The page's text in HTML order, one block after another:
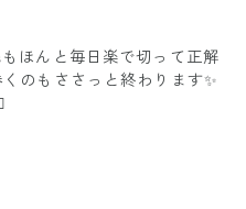
ほんと毎日楽で切って正解
のもささっと終わります✨